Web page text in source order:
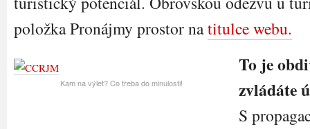
položka Pronájmy prostor natitulce webu.
Kam na výlet? Co třeba do minulosti!
To je
zvládáte
S